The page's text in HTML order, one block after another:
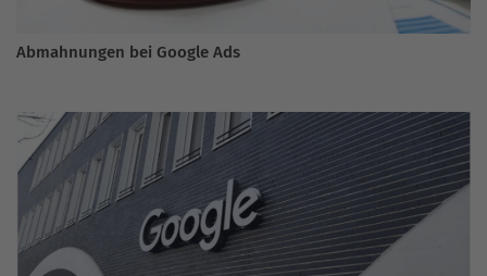
Abmahnungen bei Google Ads